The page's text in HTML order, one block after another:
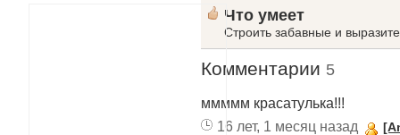
Что умеет
Строить забавные и
Комментарии 5
ммммм красатулька!!!
16 лет, 1 месяц назад